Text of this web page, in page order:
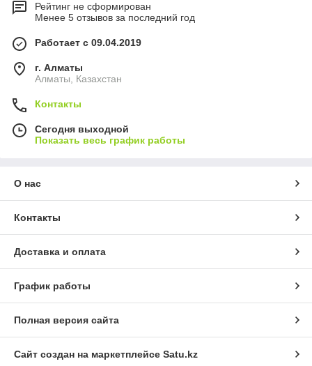
Рейтинг не сформирован
Менее 5 отзывов за последний год
Работает с 09.04.2019
г. Алматы
Алматы, Казахстан
Контакты
Сегодня выходной
Показать весь график работы
О нас
Контакты
Доставка и оплата
График работы
Полная версия сайта
Сайт создан на маркетплейсе Satu.kz